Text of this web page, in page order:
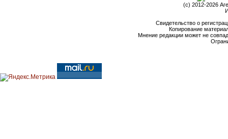
(c) 2012-2026
Свидетельство о
Копирование
Мнение редакции может не